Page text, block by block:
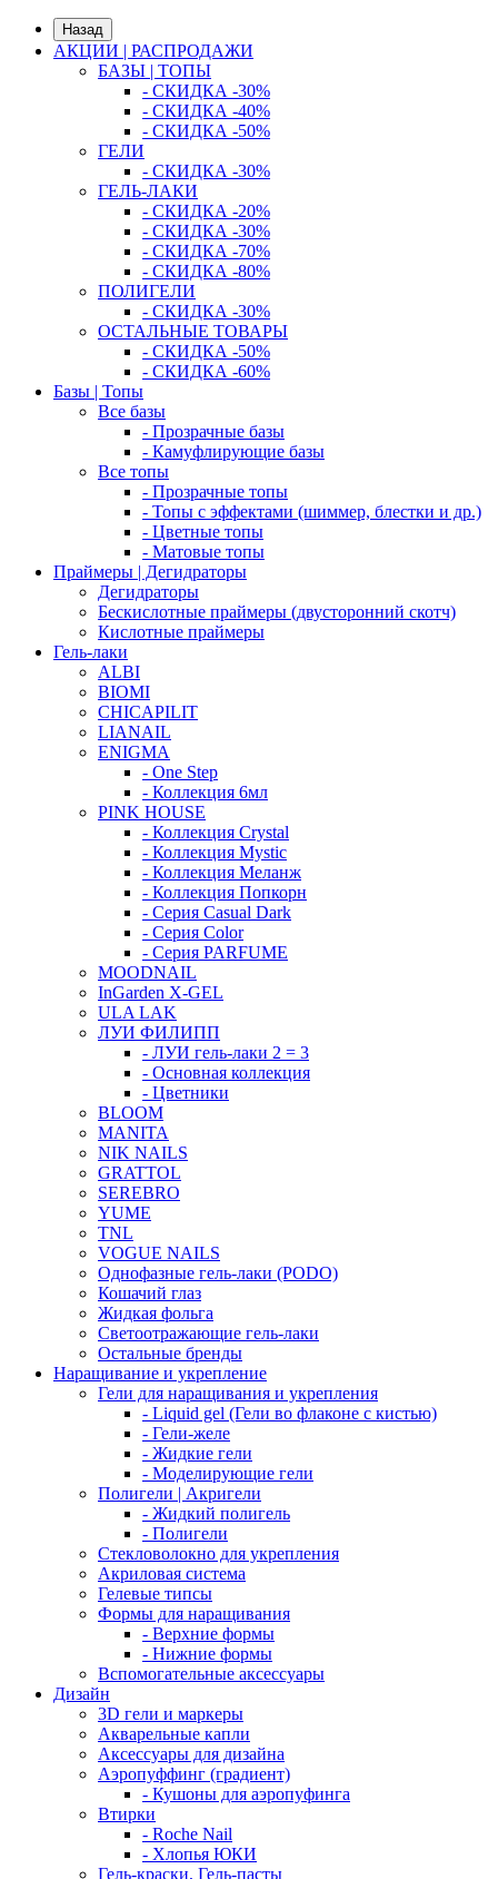
Назад
АКЦИИ | РАСПРОДАЖИ
БАЗЫ | ТОПЫ
- СКИДКА -30%
- СКИДКА -40%
- СКИДКА -50%
ГЕЛИ
- СКИДКА -30%
ГЕЛЬ-ЛАКИ
- СКИДКА -20%
- СКИДКА -30%
- СКИДКА -70%
- СКИДКА -80%
ПОЛИГЕЛИ
- СКИДКА -30%
ОСТАЛЬНЫЕ ТОВАРЫ
- СКИДКА -50%
- СКИДКА -60%
Базы | Топы
Все базы
- Прозрачные базы
- Камуфлирующие базы
Все топы
- Прозрачные топы
- Топы с эффектами (шиммер, блестки и др.)
- Цветные топы
- Матовые топы
Праймеры | Дегидраторы
Дегидраторы
Бескислотные праймеры (двусторонний скотч)
Кислотные праймеры
Гель-лаки
ALBI
BIOMI
CHICAPILIT
LIANAIL
ENIGMA
- One Step
- Коллекция 6мл
PINK HOUSE
- Коллекция Crystal
- Коллекция Mystic
- Коллекция Меланж
- Коллекция Попкорн
- Серия Casual Dark
- Серия Color
- Серия PARFUME
MOODNAIL
InGarden X-GEL
ULA LAK
ЛУИ ФИЛИПП
- ЛУИ гель-лаки 2 = 3
- Основная коллекция
- Цветники
BLOOM
MANITA
NIK NAILS
GRATTOL
SEREBRO
YUME
TNL
VOGUE NAILS
Однофазные гель-лаки (PODO)
Кошачий глаз
Жидкая фольга
Светоотражающие гель-лаки
Остальные бренды
Наращивание и укрепление
Гели для наращивания и укрепления
- Liquid gel (Гели во флаконе с кистью)
- Гели-желе
- Жидкие гели
- Моделирующие гели
Полигели | Акригели
- Жидкий полигель
- Полигели
Стекловолокно для укрепления
Акриловая система
Гелевые типсы
Формы для наращивания
- Верхние формы
- Нижние формы
Вспомогательные аксессуары
Дизайн
3D гели и маркеры
Акварельные капли
Аксессуары для дизайна
Аэропуффинг (градиент)
- Кушоны для аэропуфинга
Втирки
- Roche Nail
- Хлопья ЮКИ
Гель-краски, Гель-пасты